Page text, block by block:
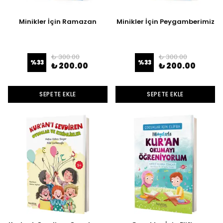
Minikler İçin Ramazan
%33
₺ 300.00
₺ 200.00
SEPETE EKLE
Minikler İçin Peygamberimiz
%33
₺ 300.00
₺ 200.00
SEPETE EKLE